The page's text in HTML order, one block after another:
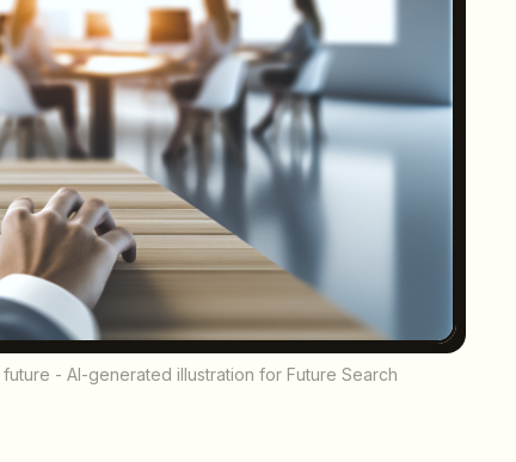
- AI-generated illustration for Future Search